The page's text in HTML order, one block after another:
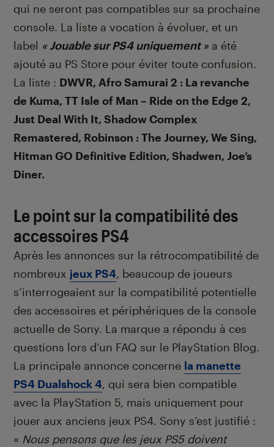
qui ne seront pas compatibles sur sa prochaine
console. La liste a vocation à évoluer, et un
label « Jouable sur PS4 uniquement » a été
ajouté au PS Store pour éviter toute confusion.
La liste : DWVR, Afro Samurai 2 : La revanche
de Kuma, TT Isle of Man – Ride on the Edge 2,
Just Deal With It, Shadow Complex
Remastered, Robinson : The Journey, We Sing,
Hitman GO Definitive Edition, Shadwen, Joe’s
Diner.
Le point sur la compatibilité des
accessoires PS4
Après les annonces sur la rétrocompatibilité de
nombreux jeux PS4, beaucoup de joueurs
s’interrogeaient sur la compatibilité potentielle
des accessoires et périphériques de la console
actuelle de Sony. La marque a répondu à ces
questions lors d’un FAQ sur le PlayStation Blog.
La principale annonce concerne la manette
PS4 Dualshock 4, qui sera bien compatible
avec la PlayStation 5, mais uniquement pour
jouer aux anciens jeux PS4. Sony s’est justifié :
« Nous pensons que les jeux PS5 doivent